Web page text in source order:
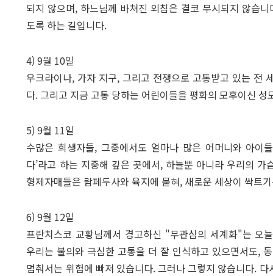
되지 않으며, 하느님께 바쳐진 외침은 결코 무시되지 않습
도록 하는 길입니다.
4) 9월 10일
우크라이나, 가자 지구, 그리고 전쟁으로 고통받고 있는 전
다. 그리고 지금 고통 당하는 어린이들을 평화의 모후이신 성
5) 9월 11일
수많은 희생자들, 그중에서도 얼마나 많은 어머니와 아이
다’라고 하는 지중해 깊은 곳에서, 하늘뿐 아니라 우리의
형제자매들은 람페두사와 육지에 묻혀, 새로운 세상이 싹트
6) 9월 12일
프란치스코 교황님께서 경고하신 "무관심의 세계화"는 오
우리는 불의와 극심한 고통을 더 잘 인식하고 있으면서도,
멈춰서는 위험에 빠져 있습니다. 그러나 그렇지 않습니다.